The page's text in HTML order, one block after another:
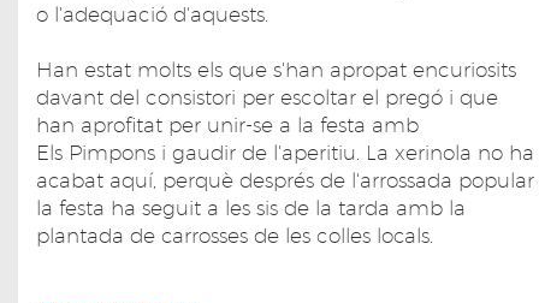
o l'adequació d'aquests.
Han estat molts els que s'han apropat encuriosits
davant del consistori per escoltar el pregó i que
han aprofitat per unir-se a la festa amb
Els Pimpons i gaudir de l'aperitiu. La xerinola no ha
acabat aquí, perquè després de l'arrossada popular
la festa ha seguit a les sis de la tarda amb la
plantada de carrosses de les colles locals.